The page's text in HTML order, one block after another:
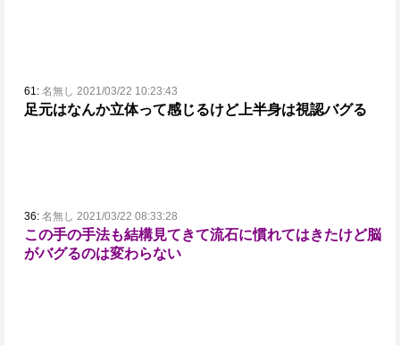
61: 名無し 2021/03/22 10:23:43
足元はなんか立体って感じるけど上半身は視認バグる
36: 名無し 2021/03/22 08:33:28
この手の手法も結構見てきて流石に慣れてはきたけど脳
がバグるのは変わらない